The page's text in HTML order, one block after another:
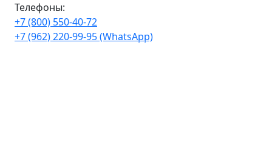
Телефоны:
+7 (800) 550-40-72
+7 (962) 220-99-95 (WhatsApp)